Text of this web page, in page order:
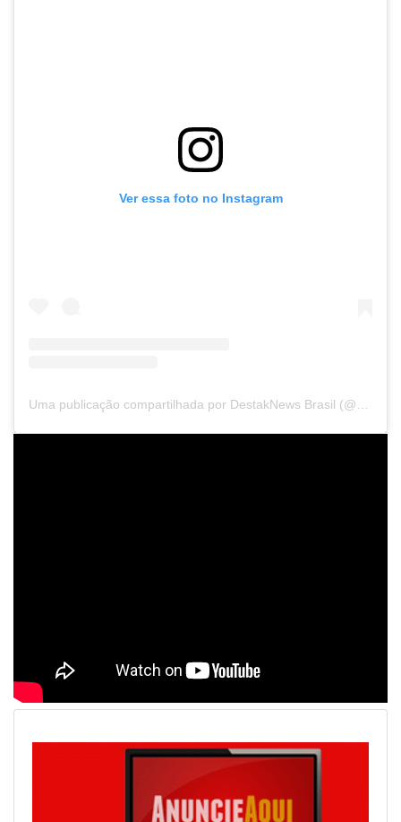
Ver essa foto no Instagram
Uma publicação compartilhada por DestakNews Brasil (@destaknewsbrasiloficial)